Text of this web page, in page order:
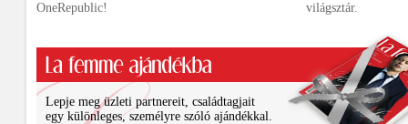
OneRepublic!
világsztár.
Lepje meg üzleti partnereit, családtagjait
egy különleges, személyre szóló ajándékkal.